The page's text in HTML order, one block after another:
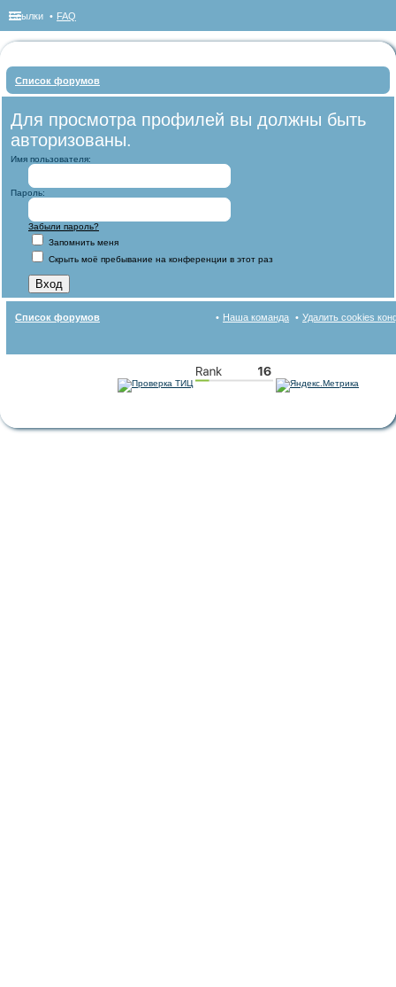
Ссылки FAQ
Список форумов
Для просмотра профилей вы должны быть
авторизованы.
Имя пользователя:
Пароль:
Забыли пароль?
Запомнить меня
Скрыть моё пребывание на конференции в этот раз
Список форумов Удалить cookies
Наша команда